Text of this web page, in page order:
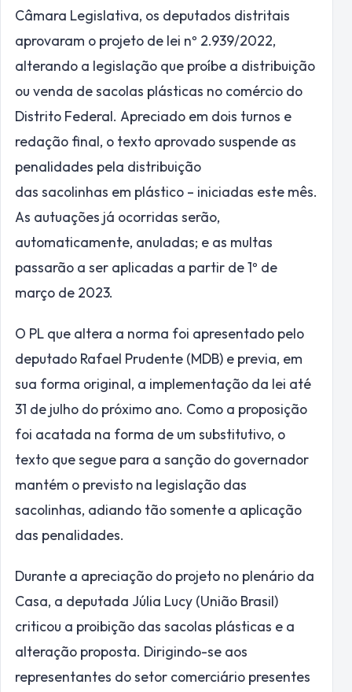
Câmara Legislativa, os deputados distritais
aprovaram o projeto de lei nº 2.939/2022,
alterando a legislação que proíbe a distribuição
ou venda de sacolas plásticas no comércio do
Distrito Federal. Apreciado em dois turnos e
redação final, o texto aprovado suspende as
penalidades pela distribuição
das sacolinhas em plástico – iniciadas este mês.
As autuações já ocorridas serão,
automaticamente, anuladas; e as multas
passarão a ser aplicadas a partir de 1º de
março de 2023.
O PL que altera a norma foi apresentado pelo
deputado Rafael Prudente (MDB) e previa, em
sua forma original, a implementação da lei até
31 de julho do próximo ano. Como a proposição
foi acatada na forma de um substitutivo, o
texto que segue para a sanção do governador
mantém o previsto na legislação das
sacolinhas, adiando tão somente a aplicação
das penalidades.
Durante a apreciação do projeto no plenário da
Casa, a deputada Júlia Lucy (União Brasil)
criticou a proibição das sacolas plásticas e a
alteração proposta. Dirigindo-se aos
representantes do setor comerciário presentes